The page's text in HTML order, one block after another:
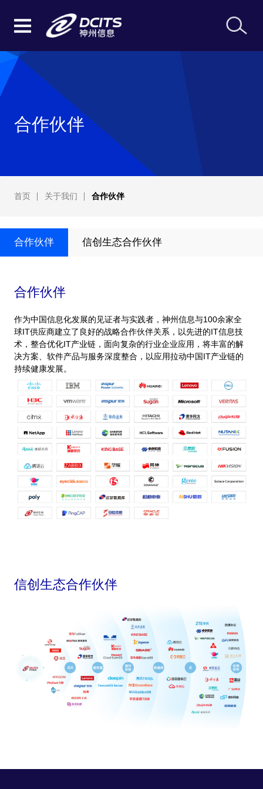
合作伙伴
首页 关于我们 合作伙伴
合作伙伴 信创生态合作伙伴
合作伙伴
作为中国信息化发展的见证者与实践者，神州信息与100余家全
球IT供应商建立了良好的战略合作伙伴关系，以先进的IT信息技
术，整合优化IT产业链，面向复杂的行业企业应用，将丰富的解
决方案、软件产品与服务深度整合，以应用拉动中国IT产业链的
持续健康发展。
信创生态合作伙伴